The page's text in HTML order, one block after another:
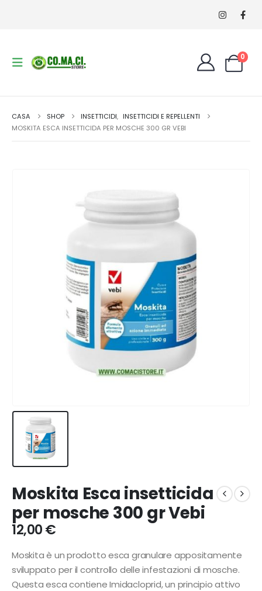
0
CASA SHOP INSETTICIDI, INSETTICIDI E REPELLENTI
MOSKITA ESCA INSETTICIDA PER MOSCHE 300 GR VEBI
Moskita Esca insetticida
per mosche 300 gr Vebi
12,00€
Moskita è un prodotto esca granulare appositamente
sviluppato per il controllo delle infestazioni di mosche.
Questa esca contiene Imidacloprid, un principio attivo